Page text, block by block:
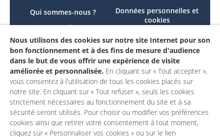
Qui sommes-nous ?
Le projet
Contactez-nous
Mon compte
Données personnelles et
cookies
conforme
Mentions légales
Nous utilisons des cookies sur notre site Internet pour son
bon fonctionnement et à des fins de mesure d'audience
dans le but de vous offrir une expérience de visite
améliorée et personnalisée. En cliquant sur « Tout accepter »,
vous consentez à l'utilisation de tous les cookies placés sur
notre site. En cliquant sur « Tout refuser », seuls les cookies
strictement nécessaires au fonctionnement du site et à sa
sécurité seront utilisés. Pour choisir ou modifier vos préférences
cookies ainsi que retirer votre consentement à tout moment,
cliquez sur « Personnaliser vos cookies » ou sur le lien